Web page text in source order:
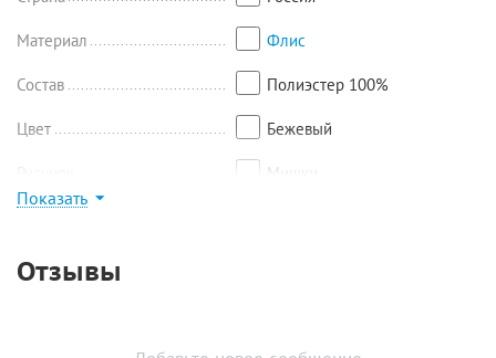
Материал Флис
Состав Полиэстер 100%
Цвет Бежевый
Мишки
Показать
Отзывы